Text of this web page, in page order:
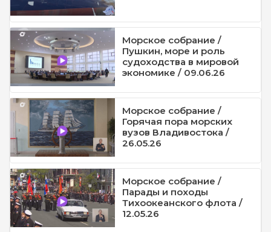
Морское собрание /
Пушкин, море и роль
судоходства в мировой
экономике / 09.06.26
Морское собрание /
Горячая пора морских
вузов Владивостока /
26.05.26
Морское собрание /
Парады и походы
Тихоокеанского флота /
12.05.26